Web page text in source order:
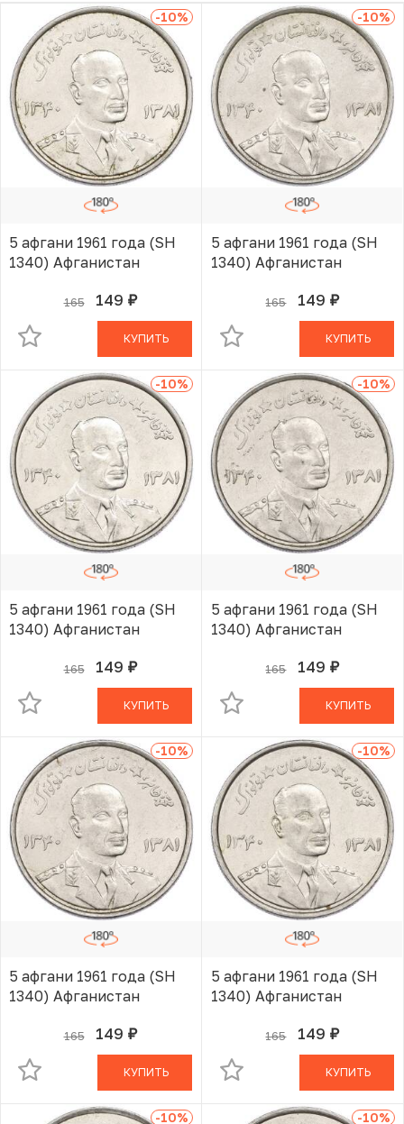
-10%
5 афгани 1961 года (SH
1340) Афганистан
165 149 руб.
В КОРЗИНЕ
КУПИТЬ
-10%
5 афгани 1961 года (SH
1340) Афганистан
165 149 руб.
В КОРЗИНЕ
КУПИТЬ
-10%
5 афгани 1961 года (SH
1340) Афганистан
165 149 руб.
В КОРЗИНЕ
КУПИТЬ
-10%
5 афгани 1961 года (SH
1340) Афганистан
165 149 руб.
В КОРЗИНЕ
КУПИТЬ
-10%
5 афгани 1961 года (SH
1340) Афганистан
165 149 руб.
В КОРЗИНЕ
КУПИТЬ
-10%
5 афгани 1961 года (SH
1340) Афганистан
165 149 руб.
В КОРЗИНЕ
КУПИТЬ
-10% -10%